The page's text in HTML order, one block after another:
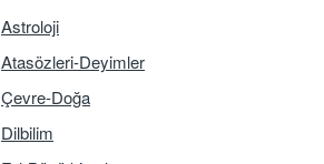
Astroloji
Atasözleri-Deyimler
Çevre-Doğa
Dilbilim